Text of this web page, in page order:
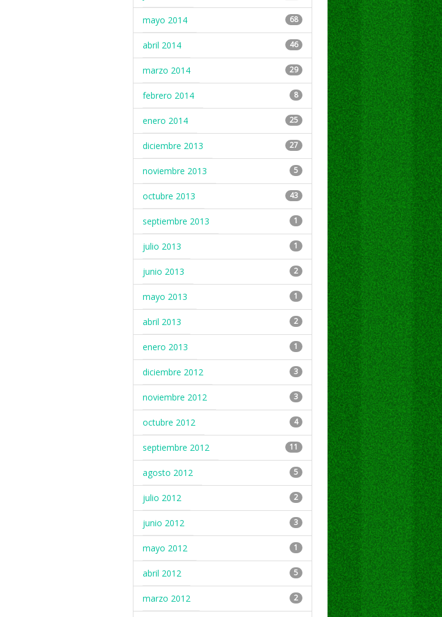
mayo 2014 68
abril 2014 46
marzo 2014 29
febrero 2014 8
enero 2014 25
diciembre 2013 27
noviembre 2013 5
octubre 2013 43
septiembre 2013 1
julio 2013 1
junio 2013 2
mayo 2013 1
abril 2013 2
enero 2013 1
diciembre 2012 3
noviembre 2012 3
octubre 2012 4
septiembre 2012 11
agosto 2012 5
julio 2012 2
junio 2012 3
mayo 2012 1
abril 2012 5
marzo 2012 2